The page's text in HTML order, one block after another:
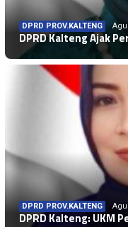
DPRD PROV.KALTENG
DPRD Kalteng Ajak
DPRD PROV.KALTENG
DPRD Kalteng: UKM